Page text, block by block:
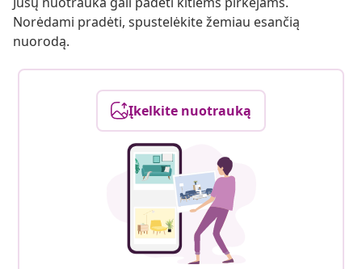
Norėdami pradėti, spustelėkite žemiau esančią
nuorodą.
Įkelkite nuotrauką